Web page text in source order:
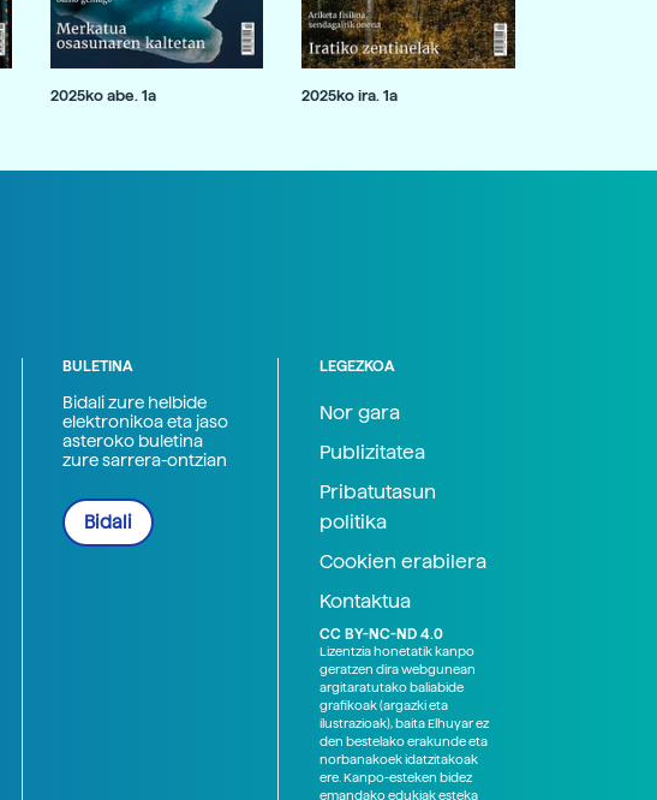
2025ko abe. 1a 2025ko ira. 1a
BULETINA
Bidali zure helbide
elektronikoa eta jaso
asteroko buletina
zure sarrera-ontzian
Bidali
LEGEZKOA
Nor gara
Publizitatea
Pribatutasun
politika
Cookien erabilera
Kontaktua
CC BY-NC-ND 4.0
Lizentzia honetatik kanpo
geratzen dira webgunean
argitaratutako baliabide
grafikoak (argazki eta
ilustrazioak), baita Elhuyar ez
den bestelako erakunde eta
norbanakoek idatzitakoak
ere. Kanpo-esteken bidez
emandako edukiak esteka